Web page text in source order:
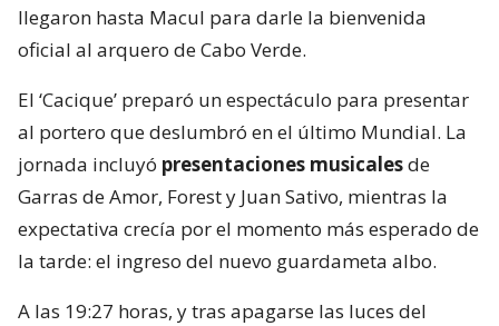
llegaron hasta Macul para darle la bienvenida
oficial al arquero de Cabo Verde.
El ‘Cacique’ preparó un espectáculo para presentar
al portero que deslumbró en el último Mundial. La
jornada incluyó presentaciones musicalesde
Garras de Amor, Forest y Juan Sativo, mientras la
expectativa crecía por el momento más esperado de
la tarde: el ingreso del nuevo guardameta albo.
A las 19:27 horas, y tras apagarse las luces del